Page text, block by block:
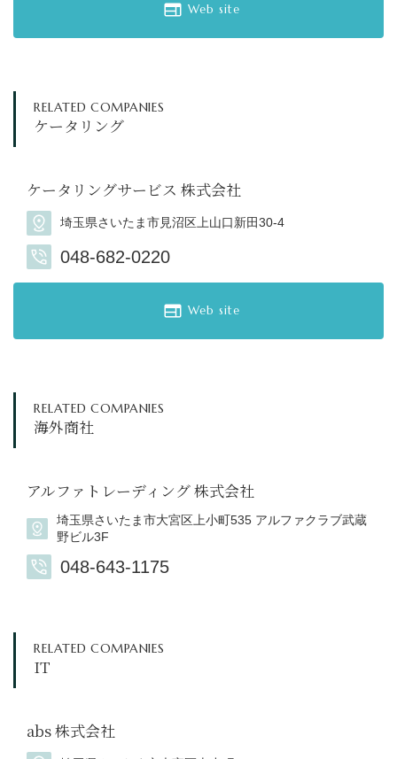
Web site
RELATED COMPANIES
ケータリング
ケータリングサービス 株式会社
埼玉県さいたま市見沼区上山口新田30-4
048-682-0220
Web site
RELATED COMPANIES
海外商社
アルファトレーディング 株式会社
埼玉県さいたま市大宮区上小町535 アルファクラブ武蔵
野ビル3F
048-643-1175
RELATED COMPANIES
IT
abs 株式会社